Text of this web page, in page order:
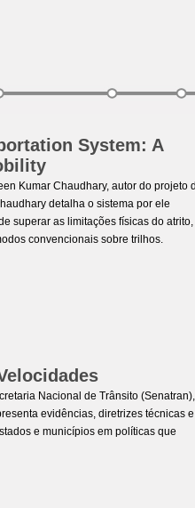
System: A
Kumar Chaudhary, autor do projeto
detalha o sistema por ele
superar as limitações físicas do atrito,
convencionais sobre trilhos.
Nacional de Trânsito
evidências, diretrizes técnicas e
e municípios em políticas que